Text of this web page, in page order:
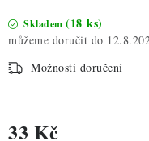
Skladem (18 ks)
Možnosti doručení
33 Kč